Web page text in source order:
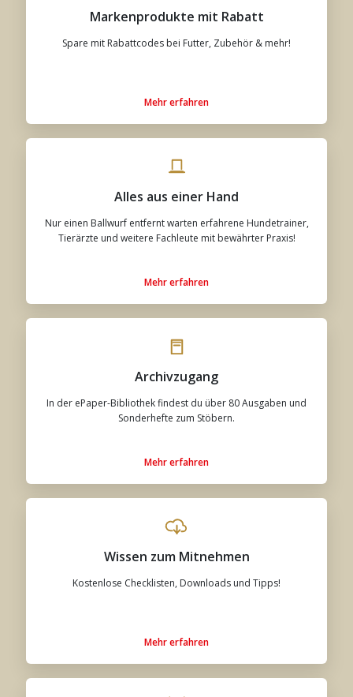
Markenprodukte mit Rabatt
Spare mit Rabattcodes bei Futter, Zubehör & mehr!
Mehr erfahren
Alles aus einer Hand
Nur einen Ballwurf entfernt warten erfahrene Hundetrainer,
Tierärzte und weitere Fachleute mit bewährter Praxis!
Mehr erfahren
Archivzugang
In der ePaper-Bibliothek findest du über 80 Ausgaben und
Sonderhefte zum Stöbern.
Mehr erfahren
Wissen zum Mitnehmen
Kostenlose Checklisten, Downloads und Tipps!
Mehr erfahren